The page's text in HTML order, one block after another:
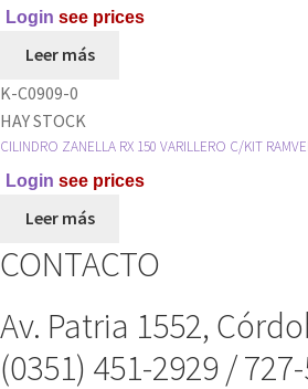
Login see prices
Leer más
K-C0909-0
HAY STOCK
CILINDRO ZANELLA RX 150 VARILLERO C/KIT
Login see prices
Leer más
CONTACTO
Av. Patria 1552,
(0351) 451-2929 /